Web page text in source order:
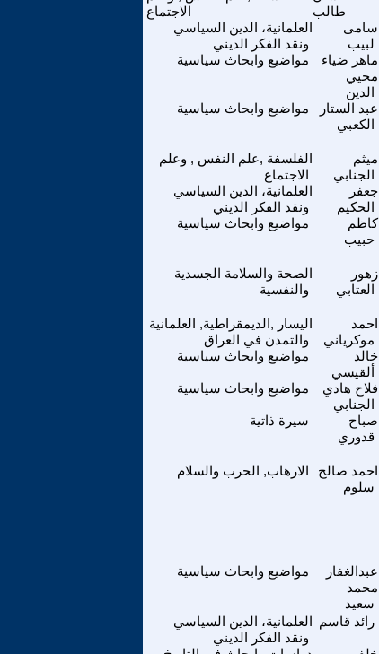
الاجتماع
طالب
العلمانية، الدين السياسي
ونقد الفكر الديني
سامى
لبيب
مواضيع وابحاث سياسية
ماهر ضياء
محيي
الدين
مواضيع وابحاث سياسية
عبد الستار
الكعبي
الفلسفة ,علم النفس , وعلم
الاجتماع
ميثم
الجنابي
العلمانية، الدين السياسي
ونقد الفكر الديني
جعفر
الحكيم
مواضيع وابحاث سياسية
كاظم
حبيب
الصحة والسلامة الجسدية
والنفسية
زهور
العتابي
اليسار ,الديمقراطية, العلمانية
والتمدن في العراق
احمد
موكرياني
مواضيع وابحاث سياسية
خالد
ألقيسي
مواضيع وابحاث سياسية
فلاح هادي
الجنابي
سيرة ذاتية
صباح
قدوري
الارهاب, الحرب والسلام
احمد صالح
سلوم
مواضيع وابحاث سياسية
عبدالغفار
محمد
سعيد
العلمانية، الدين السياسي
ونقد الفكر الديني
رائد قاسم